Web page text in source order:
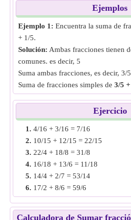
Ejemplos
Ejemplo 1: Encuentra la suma de
+ 1/5.
Solución: Ambas fracciones tienen
comunes. es decir, 5
Suma ambas fracciones, es decir, 3/
Suma de fracciones simples de 3/5
: encuentra la suma de
+ 2/4.
Solución: Ambas fracciones tienen
diferentes; haz que el denominador
calculando el mcm de los
4/8
Suma ambas fracciones, es decir, 6/
Suma de fracciones simples de
Ejemplo 3:
Encuentra la suma de
Ejercicio
1. 4/16 + 3/16 = 7/16
2. 10/15 + 12/15 = 22/15
3. 22/4 + 18/8 = 31/8
4. 16/18 + 13/6 = 11/18
5. 14/4 + 2/7 = 53/14
6. 17/2 + 8/6 = 59/6
7.8/11 + 4/22 = 10/11
8.15/6 + 8/12 = 19/6
Calculadora de Sumar